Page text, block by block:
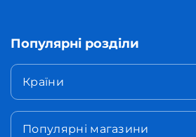
Популярні розділи
Країни
Популярні магазини